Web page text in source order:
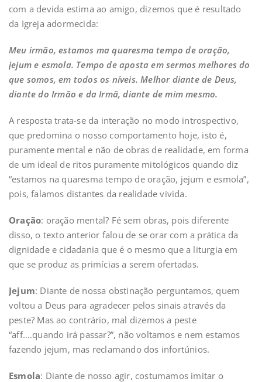
com a devida estima ao amigo, dizemos que é resultado
da Igreja adormecida:
Meu irmão, estamos ma quaresma tempo de oração,
jejum e esmola. Tempo de aposta em sermos melhores do
que somos, em todos os níveis. Melhor diante de Deus,
diante do Irmão e da Irmã, diante de mim mesmo.
A resposta trata-se da interação no modo introspectivo,
que predomina o nosso comportamento hoje, isto é,
puramente mental e não de obras de realidade, em forma
de um ideal de ritos puramente mitológicos quando diz
“estamos na quaresma tempo de oração, jejum e esmola”,
pois, falamos distantes da realidade vivida.
Oração: oração mental? Fé sem obras, pois diferente
disso, o texto anterior falou de se orar com a prática da
dignidade e cidadania que é o mesmo que a liturgia em
que se produz as primícias a serem ofertadas.
Jejum: Diante de nossa obstinação perguntamos, quem
voltou a Deus para agradecer pelos sinais através da
peste? Mas ao contrário, mal dizemos a peste
“aff….quando irá passar?”, não voltamos e nem estamos
fazendo jejum, mas reclamando dos infortúnios.
Esmola: Diante de nosso agir, costumamos imitar o